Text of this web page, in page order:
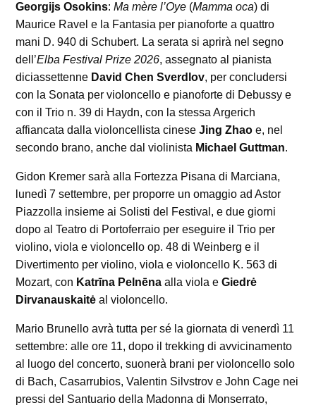
Georgijs Osokins:Ma mère l’Oye (Mamma oca) di
Maurice Ravel e la Fantasia per pianoforte a quattro
mani D. 940 di Schubert. La serata si aprirà nel segno
dell’Elba Festival Prize 2026, assegnato al pianista
diciassettenne David Chen Sverdlov, per concludersi
con la Sonata per violoncello e pianoforte di Debussy e
con il Trio n. 39 di Haydn, con la stessa Argerich
affiancata dalla violoncellista cineseJing Zhao e, nel
secondo brano, anche dal violinista Michael Guttman.
Gidon Kremer sarà alla Fortezza Pisana di Marciana,
lunedì 7 settembre, per proporre un omaggio ad Astor
Piazzolla insieme ai Solisti del Festival, e due giorni
dopo al Teatro di Portoferraio per eseguire il Trio per
violino, viola e violoncello op. 48 di Weinberg e il
Divertimento per violino, viola e violoncello K. 563 di
Mozart, con Katrīna Pelnēna alla viola eGiedrė
Dirvanauskaitė al violoncello.
Mario Brunello avrà tutta per sé la giornata di venerdì 11
settembre: alle ore 11, dopo il trekking di avvicinamento
al luogo del concerto, suonerà brani per violoncello solo
di Bach, Casarrubios, Valentin Silvstrov e John Cage nei
pressi del Santuario della Madonna di Monserrato,